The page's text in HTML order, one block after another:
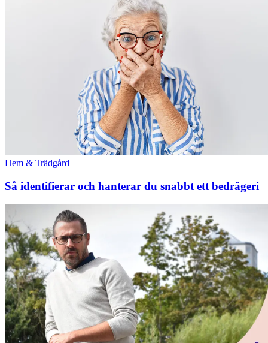
Hem & Trädgård
Så identifierar och hanterar du snabbt ett bedrägeri